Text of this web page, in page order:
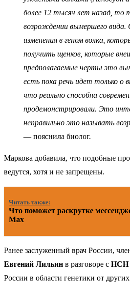
более 12 тысяч лет назад, то
возрождении вымершего вида.
изменения в геном волка,
получить щенков, которые
предполагаемые черты это
есть пока речь идет только о
что реально способна
продемонстрировали. Это
неправильно это называть
— пояснила биолог.
Маркова добавила, что подобные
ведутся, хотя и не запрещены.
Читать также:
Что поможет раскрутке
Max
Ранее заслуженный врач России,
Евгений Лильин в разговоре с НСН
России в области генетики от